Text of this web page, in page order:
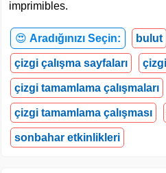
imprimibles.
😍 Aradığınızı Seçin: bulut
çizgi çalışma sayfaları
çizgi tamamlama çalışmaları
çizgi tamamlama çalışması
sonbahar etkinlikleri